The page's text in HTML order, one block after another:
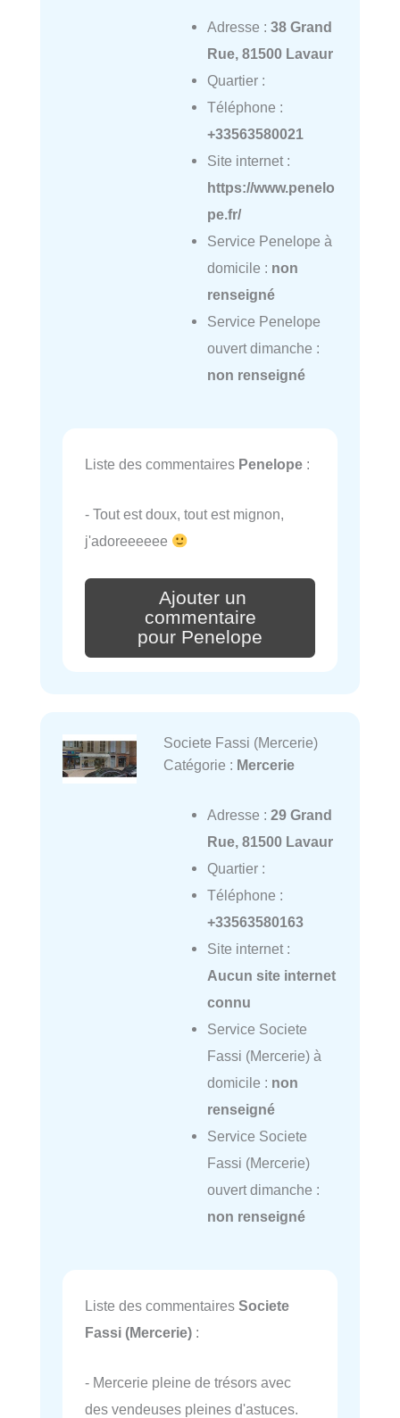
Adresse : 38 Grand
Rue, 81500 Lavaur
Quartier :
Téléphone :
+33563580021
Site internet :
https://www.penelo
pe.fr/
Service Penelope à
domicile : non
renseigné
Service Penelope
ouvert dimanche :
non renseigné
Liste des commentaires Penelope :
- Tout est doux, tout est mignon,
j'adoreeeeee
Ajouter un
commentaire
pour Penelope
Societe Fassi (Mercerie)
Catégorie : Mercerie
Adresse : 29 Grand
Rue, 81500 Lavaur
Quartier :
Téléphone :
+33563580163
Site internet :
Aucun site internet
connu
Service Societe
Fassi (Mercerie) à
domicile : non
renseigné
Service Societe
Fassi (Mercerie)
ouvert dimanche :
non renseigné
Liste des commentaires Societe
Fassi (Mercerie) :
- Mercerie pleine de trésors avec
des vendeuses pleines d'astuces.